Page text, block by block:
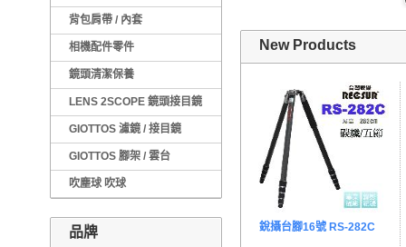
背包肩帶 / 內套
相機配件零件
鏡頭清潔保養
LENS 2SCOPE 鏡頭接目鏡
GIOTTOS 濾鏡 / 接目鏡
GIOTTOS 腳架 / 雲台
吹塵球 吹球
品牌
New Products
銳攝台腳16號 RS-282C